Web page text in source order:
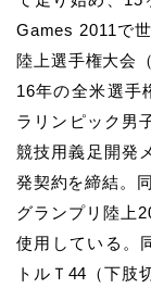
Games 2011で
陸上選手権大会
16年の全米選手
ラリンピック男
競技用義足開発
発契約を締結。
グランプリ陸上
使用している。
トルＴ44（下肢